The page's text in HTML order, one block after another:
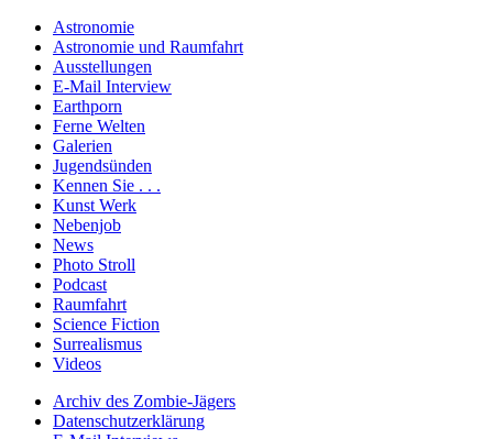
Astronomie
Astronomie und Raumfahrt
Ausstellungen
E-Mail Interview
Earthporn
Ferne Welten
Galerien
Jugendsünden
Kennen Sie . . .
Kunst Werk
Nebenjob
News
Photo Stroll
Podcast
Raumfahrt
Science Fiction
Surrealismus
Videos
Archiv des Zombie-Jägers
Datenschutzerklärung